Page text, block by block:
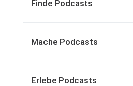
Finde Podcasts
Mache Podcasts
Erlebe Podcasts